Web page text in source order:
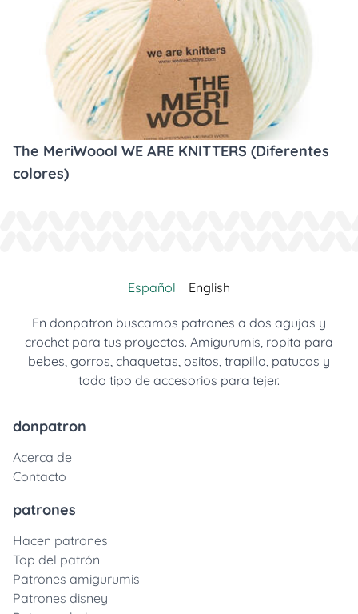
The MeriWoool WE ARE KNITTERS (Diferentes
colores)
Español English
En donpatron buscamos patrones a dos agujas y
crochet para tus proyectos. Amigurumis, ropita para
bebes, gorros, chaquetas, ositos, trapillo, patucos y
todo tipo de accesorios para tejer.
donpatron
Acerca de
Contacto
patrones
Hacen patrones
Top del patrón
Patrones amigurumis
Patrones disney